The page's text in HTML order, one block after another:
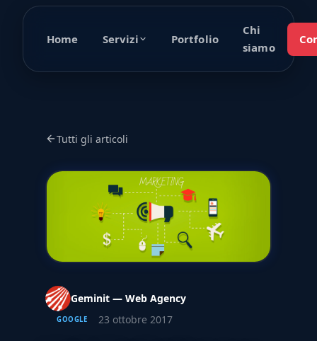
Home Servizi Portfolio
Chi
siamo
Tutti gli articoli
Geminit — Web Agency
GOOGLE 23 ottobre 2017